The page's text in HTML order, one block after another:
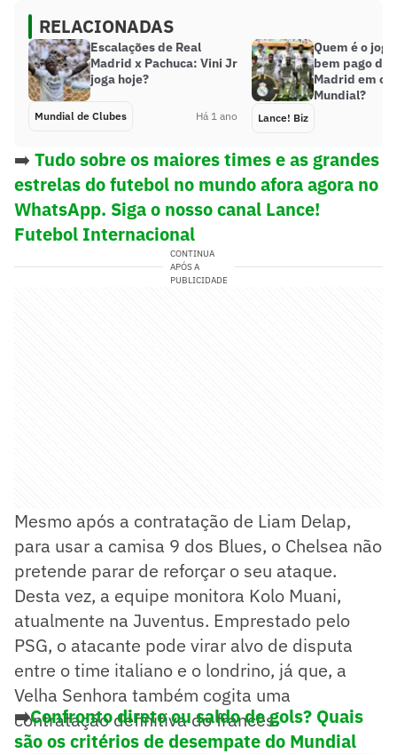
RELACIONADAS
Escalações de Real
Madrid x Pachuca: Vini Jr
joga hoje?
Mundial de Clubes Há 1 ano
Quem é o
bem pago do
Madrid em
Mundial?
Lance! Biz
➡️ Tudo sobre os maiores times e as grandes
estrelas do futebol no mundo afora agora no
WhatsApp. Siga o nosso canal Lance!
Futebol Internacional
CONTINUA
APÓS A
PUBLICIDADE
Mesmo após a contratação de Liam Delap,
para usar a camisa 9 dos Blues, o Chelsea não
pretende parar de reforçar o seu ataque.
Desta vez, a equipe monitora Kolo Muani,
atualmente na Juventus. Emprestado pelo
PSG, o atacante pode virar alvo de disputa
entre o time italiano e o londrino, já que, a
Velha Senhora também cogita uma
contratação definitiva do francês.
➡️Confronto direto ou saldo de gols? Quais
são os critérios de desempate do Mundial